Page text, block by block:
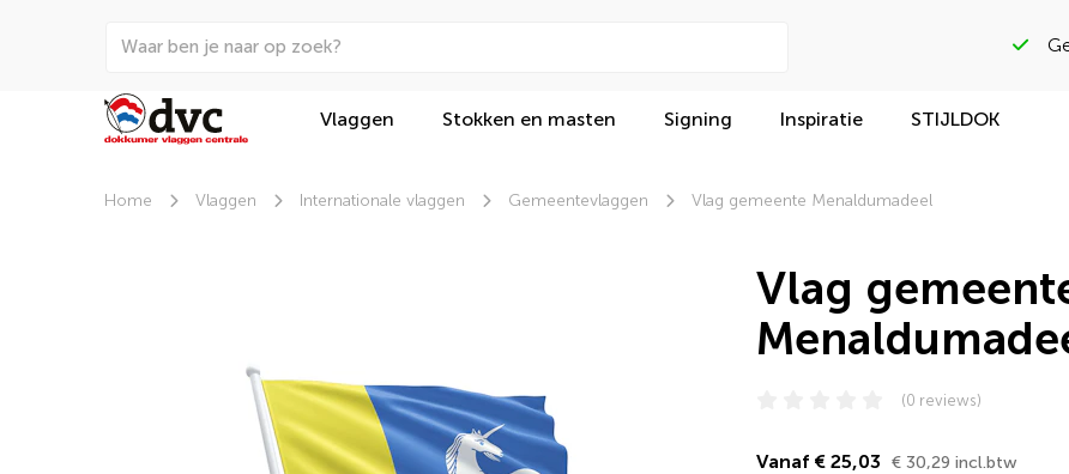
Beoordeeld
Vlaggen Stokken en masten Signing Inspiratie STIJLDOK
Home Vlaggen Internationale vlaggen Gemeentevlaggen Vlag gemeente Menaldumadeel
Vlag
(0 reviews)
Vanaf € 25,03 € 30,29 incl.btw